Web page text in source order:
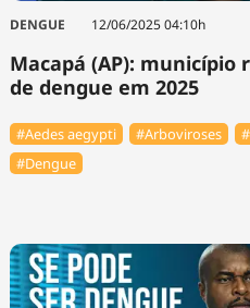
DENGUE 12/06/2025 04:10h
Macapá (AP): município
de dengue em 2025
#Aedes aegypti #Arboviroses
#Dengue